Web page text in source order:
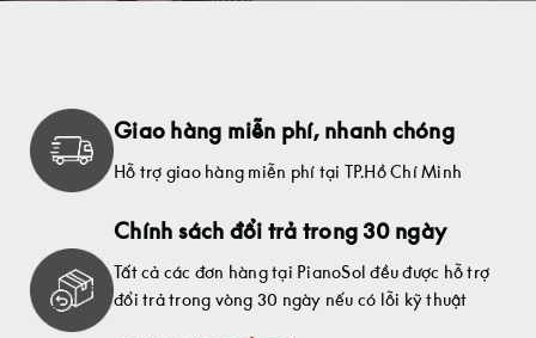
Giao hàng miễn phí, nhanh chóng
Hỗ trợ giao hàng miễn phí tại TP.Hồ Chí Minh
Chính sách đổi trả trong 30 ngày
Tất cả các đơn hàng tại PianoSol đều được hỗ trợ
đổi trả trong vòng 30 ngày nếu có lỗi kỹ thuật